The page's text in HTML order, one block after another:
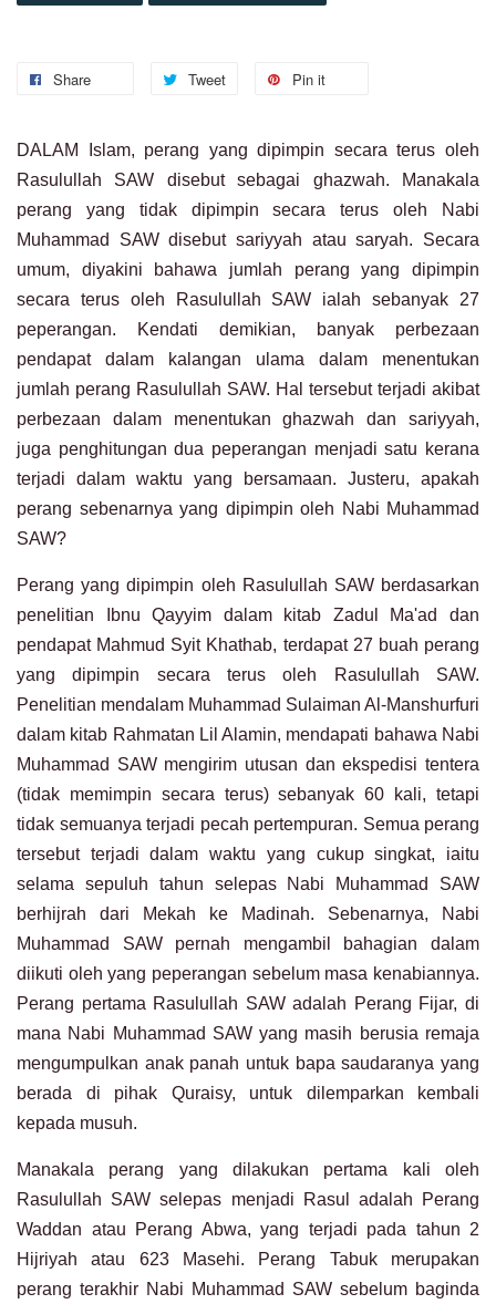
Share Tweet Pin it
DALAM Islam, perang yang dipimpin secara terus oleh
Rasulullah SAW disebut sebagai ghazwah. Manakala
perang yang tidak dipimpin secara terus oleh Nabi
Muhammad SAW disebut sariyyah atau saryah. Secara
umum, diyakini bahawa jumlah perang yang dipimpin
secara terus oleh Rasulullah SAW ialah sebanyak 27
peperangan. Kendati demikian, banyak perbezaan
pendapat dalam kalangan ulama dalam menentukan
jumlah perang Rasulullah SAW. Hal tersebut terjadi akibat
perbezaan dalam menentukan ghazwah dan sariyyah,
juga penghitungan dua peperangan menjadi satu kerana
terjadi dalam waktu yang bersamaan. Justeru, apakah
perang sebenarnya yang dipimpin oleh Nabi Muhammad
SAW?
Perang yang dipimpin oleh Rasulullah SAW berdasarkan
penelitian Ibnu Qayyim dalam kitab Zadul Ma'ad dan
pendapat Mahmud Syit Khathab, terdapat 27 buah perang
yang dipimpin secara terus oleh Rasulullah SAW.
Penelitian mendalam Muhammad Sulaiman Al-Manshurfuri
dalam kitab Rahmatan Lil Alamin, mendapati bahawa Nabi
Muhammad SAW mengirim utusan dan ekspedisi tentera
(tidak memimpin secara terus) sebanyak 60 kali, tetapi
tidak semuanya terjadi pecah pertempuran. Semua perang
tersebut terjadi dalam waktu yang cukup singkat, iaitu
selama sepuluh tahun selepas Nabi Muhammad SAW
berhijrah dari Mekah ke Madinah. Sebenarnya, Nabi
Muhammad SAW pernah mengambil bahagian dalam
diikuti oleh yang peperangan sebelum masa kenabiannya.
Perang pertama Rasulullah SAW adalah Perang Fijar, di
mana Nabi Muhammad SAW yang masih berusia remaja
mengumpulkan anak panah untuk bapa saudaranya yang
berada di pihak Quraisy, untuk dilemparkan kembali
kepada musuh.
Manakala perang yang dilakukan pertama kali oleh
Rasulullah SAW selepas menjadi Rasul adalah Perang
Waddan atau Perang Abwa, yang terjadi pada tahun 2
Hijriyah atau 623 Masehi. Perang Tabuk merupakan
perang terakhir Nabi Muhammad SAW sebelum baginda